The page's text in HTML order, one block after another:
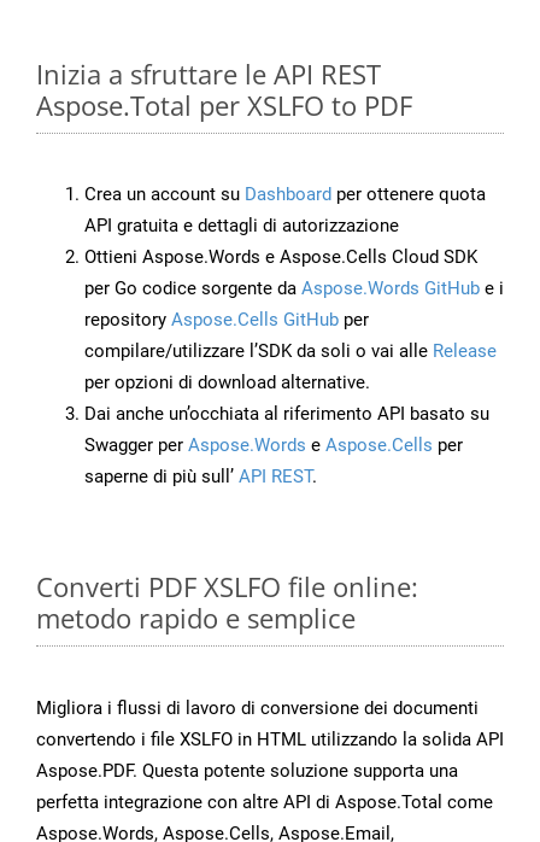
Inizia a sfruttare le API REST
Aspose.Total per XSLFO to PDF
Crea un account su Dashboard per ottenere quota
API gratuita e dettagli di autorizzazione
Ottieni Aspose.Words e Aspose.Cells Cloud SDK
per Go codice sorgente da Aspose.Words GitHub e i
repository Aspose.Cells GitHub per
compilare/utilizzare l’SDK da soli o vai alle Release
per opzioni di download alternative.
Dai anche un’occhiata al riferimento API basato su
Swagger per Aspose.Words e Aspose.Cells per
saperne di più sull’ API REST.
Converti PDF XSLFO file online:
metodo rapido e semplice
Migliora i flussi di lavoro di conversione dei documenti
convertendo i file XSLFO in HTML utilizzando la solida API
Aspose.PDF. Questa potente soluzione supporta una
perfetta integrazione con altre API di Aspose.Total come
Aspose.Words, Aspose.Cells, Aspose.Email,